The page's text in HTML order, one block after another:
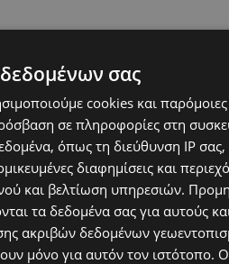
σας
cookies και
σε πληροφορίες στη
όπως τη διεύθυνση IP σας,
διαφημίσεις και
και βελτίωση υπηρεσιών.
τα δεδομένα σας για αυτούς
ακριβών δεδομένων
μόνο για αυτόν τον ιστότοπο.